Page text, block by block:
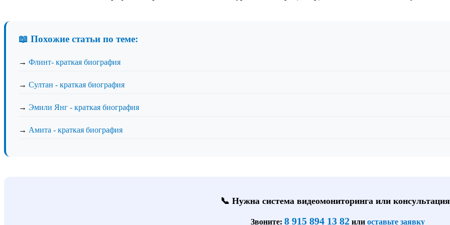
📖 Похожие статьи по теме:
→ Флинт- краткая биография
→ Султан - краткая биография
→ Эмили Янг - краткая биография
→ Амита - краткая биография
📞 Нужна система видеомониторинга или
Звоните: 8 915 894 13 82или оставьте заявку